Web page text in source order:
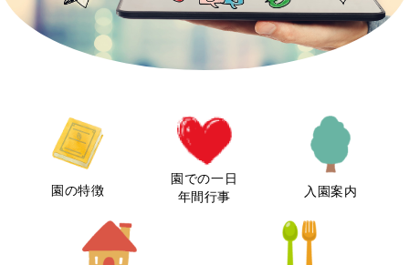
園の特徴
園での一日
年間行事
入園案内